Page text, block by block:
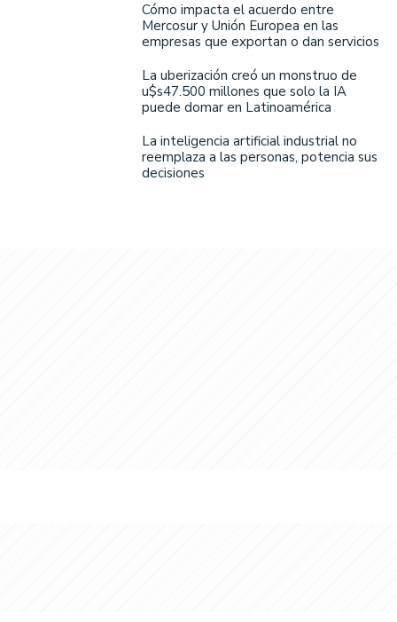
Cómo impacta el acuerdo entre
Mercosur y Unión Europea en las
empresas que exportan o dan servicios
La uberización creó un monstruo de
u$s47.500 millones que solo la IA
puede domar en Latinoamérica
La inteligencia artificial industrial no
reemplaza a las personas, potencia sus
decisiones